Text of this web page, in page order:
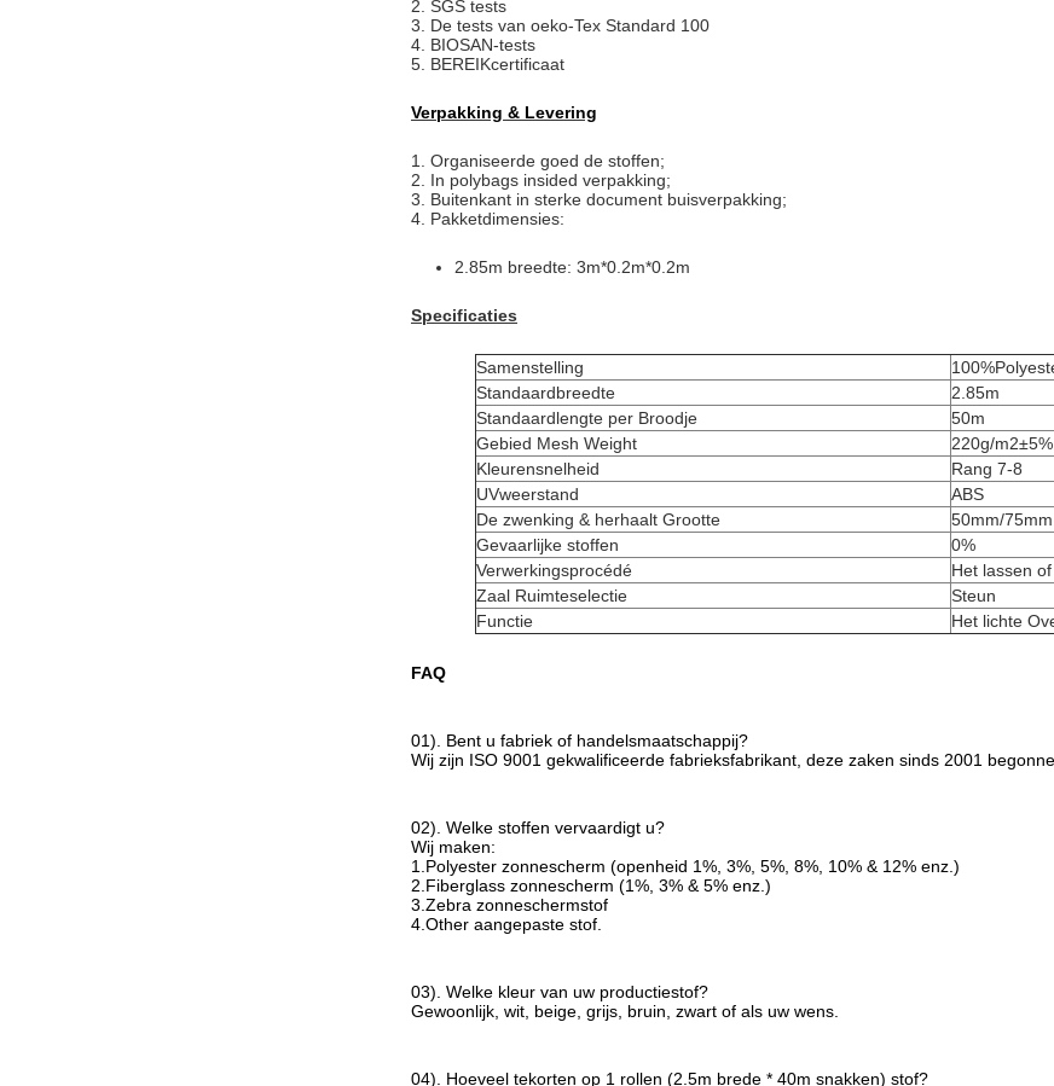
2. SGS tests
3. De tests van oeko-Tex Standard 100
4. BIOSAN-tests
5. BEREIKcertificaat
Verpakking & Levering
1. Organiseerde goed de stoffen;
2. In polybags insided verpakking;
3. Buitenkant in sterke document buisverpakking;
4. Pakketdimensies:
2.85m breedte: 3m*0.2m*0.2m
Specificaties
Samenstelling
Standaardbreedte
2.85m
Standaardlengte per Broodje
50m
Gebied Mesh Weight
220g/m2±5%
Kleurensnelheid
Rang 7-8
UVweerstand
ABS
De zwenking & herhaalt Grootte
50mm/75mm
Gevaarlijke stoffen
0%
Verwerkingsprocédé
Het lassen
Zaal Ruimteselectie
Steun
Functie
Het lichte
FAQ
01). Bent u fabriek of handelsmaatschappij?
Wij zijn ISO 9001 gekwalificeerde fabrieksfabrikant, deze zaken sinds 2001
02). Welke stoffen vervaardigt u?
Wij maken:
1.Polyester zonnescherm (openheid 1%, 3%, 5%, 8%, 10% & 12% enz.)
2.Fiberglass zonnescherm (1%, 3% & 5% enz.)
3.Zebra zonneschermstof
4.Other aangepaste stof.
03). Welke kleur van uw productiestof?
Gewoonlijk, wit, beige, grijs, bruin, zwart of als uw wens.
04). Hoeveel tekorten op 1 rollen (2.5m brede * 40m snakken) stof?